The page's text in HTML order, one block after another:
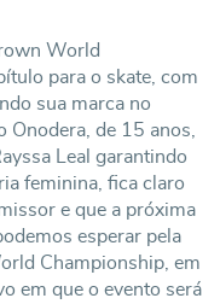
World
para o skate, com
sua marca no
Onodera, de 15 anos,
Leal garantindo
feminina, fica claro
e que a próxima
esperar pela
Championship, em
em que o evento será